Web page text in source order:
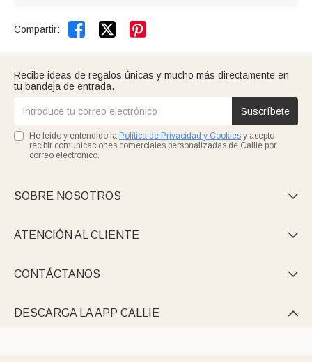
Compartir:  
Recibe ideas de regalos únicas y mucho más directamente en
tu bandeja de entrada.
Suscríbete
He leído y entendido la Política de Privacidad y Cookies y acepto
recibir comunicaciones comerciales personalizadas de Callie por
correo electrónico.
SOBRE NOSOTROS 
ATENCIÓN AL CLIENTE 
CONTÁCTANOS 
DESCARGA LA APP CALLIE 